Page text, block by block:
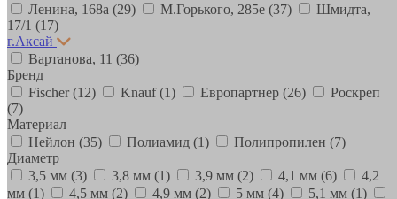
Ленина, 168а (29) М.Горького, 285е (37)
Шмидта,
17/1 (17)
г.Аксай
Вартанова, 11 (36)
Бренд
Fischer(12) Knauf(1) Европартнер (26)
Роскреп
(7)
Материал
Нейлон (35) Полиамид (1) Полипропилен (7)
Диаметр
3,5 мм (3) 3,8 мм (1) 3,9 мм (2) 4,1 мм (6)
4,2
мм (1) 4,5 мм (2) 4,9 мм (2) 5 мм (4) 5,1 мм (1)